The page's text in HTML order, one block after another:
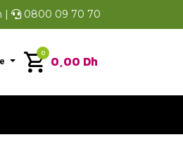
| 0800 09 70 70
0,00 Dh
0